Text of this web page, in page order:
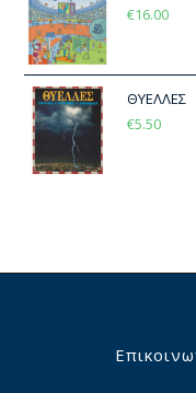
€16.00
ΘΥΕΛΛΕΣ
€5.50